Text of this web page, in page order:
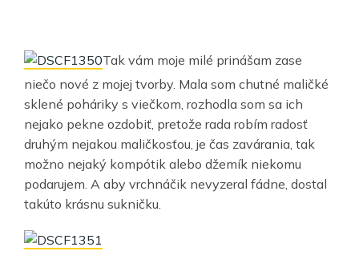
Tak vám moje milé prinášam zase
niečo nové z mojej tvorby. Mala som chutné maličké
sklené poháriky s viečkom, rozhodla som sa ich
nejako pekne ozdobiť, pretože rada robím radosť
druhým nejakou maličkosťou, je čas zavárania, tak
možno nejaký kompótik alebo džemík niekomu
podarujem. A aby vrchnáčik nevyzeral fádne, dostal
takúto krásnu sukničku.